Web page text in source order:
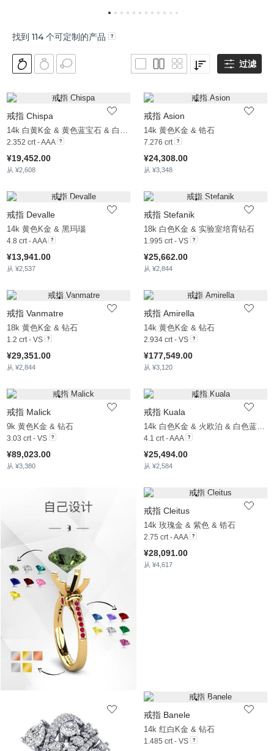
找到 114个可定制的产品
过滤
戒指 Chispa
14k 白黄K金 & 黄色蓝宝石 & 白色蓝宝石
2.352 crt - AAA
¥19,452.00
从 ¥2,608
戒指 Asion
14k 黄色K金 & 锆石
7.276 crt
¥24,308.00
从 ¥3,348
戒指 Devalle
14k 黄色K金 & 黑玛瑙
4.8 crt - AAA
¥13,941.00
从 ¥2,537
戒指 Stefanik
18k 白色K金 & 实验室培育钻石
1.995 crt - VS
¥25,662.00
从 ¥2,844
戒指 Vanmatre
18k 黄色K金 & 钻石
1.2 crt - VS
¥29,351.00
从 ¥2,844
戒指 Amirella
14k 黄色K金 & 钻石
2.934 crt - VS
¥177,549.00
从 ¥3,120
戒指 Malick
9k 黄色K金 & 钻石
3.03 crt - VS
¥89,023.00
从 ¥3,380
戒指 Kuala
14k 白色K金 & 火欧泊 & 白色蓝宝石
4.1 crt - AAA
¥25,494.00
从 ¥2,584
戒指 Cleitus
14k 玫瑰金 & 紫色 & 锆石
2.75 crt - AAA
¥28,091.00
从 ¥4,617
戒指 Banele
14k 红白K金 & 钻石
1.485 crt - VS